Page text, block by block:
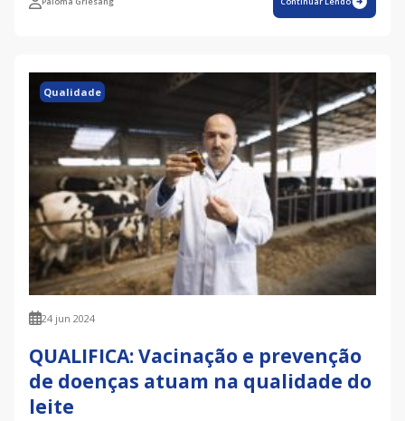
Qualidade
24 jun 2024
QUALIFICA: Vacinação e prevenção
de doenças atuam na qualidade do
leite